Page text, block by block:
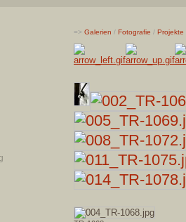
=> Galerien / Fotografie / Projekte